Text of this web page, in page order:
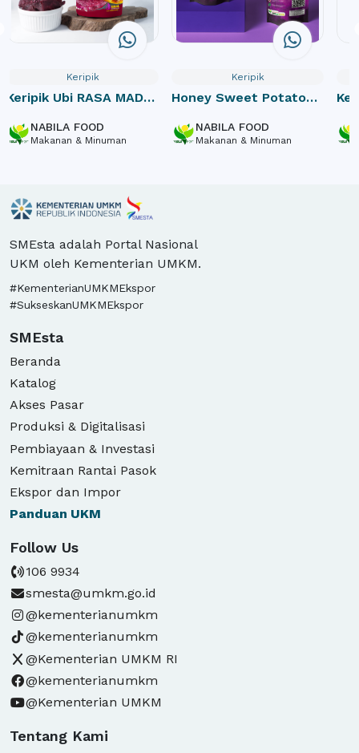
Keripik
Keripik Ubi RASA MADU
Potato Chips)
NABILA FOOD
Makanan & Minuman
Keripik
Honey Sweet Potato
NABILA FOOD
Makanan & Minuman
SMEsta adalah Portal Nasional
UKM oleh Kementerian UMKM.
#KementerianUMKMEkspor
#SukseskanUMKMEkspor
SMEsta
Beranda
Katalog
Akses Pasar
Produksi & Digitalisasi
Pembiayaan & Investasi
Kemitraan Rantai Pasok
Ekspor dan Impor
Panduan UKM
Follow Us
106 9934
smesta@umkm.go.id
@kementerianumkm
@kementerianumkm
@Kementerian UMKM RI
@kementerianumkm
@Kementerian UMKM
Tentang Kami